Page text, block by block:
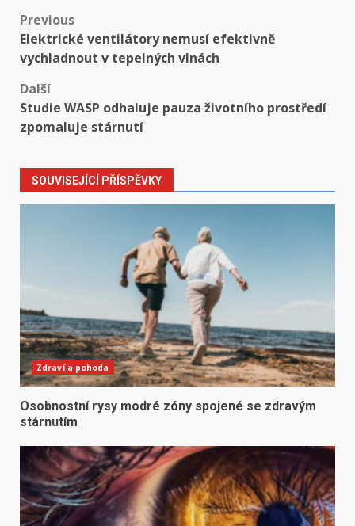
Post
navigation
Previous
Elektrické ventilátory nemusí efektivně
vychladnout v tepelných vlnách
Další
Studie WASP odhaluje pauza životního prostředí
zpomaluje stárnutí
SOUVISEJÍCÍ PŘÍSPĚVKY
Zdraví a pohoda
Osobnostní rysy modré zóny spojené se zdravým
stárnutím